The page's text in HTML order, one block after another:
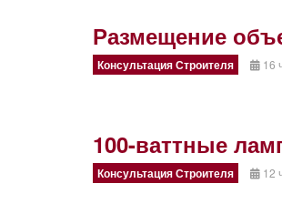
Размещение
Консультация Строителя 16
100-ваттные
Консультация Строителя 12